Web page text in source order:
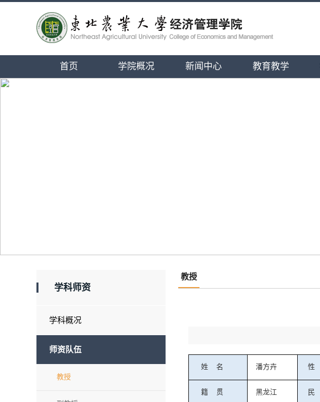
首页 学院概况 新闻中心 教育教学
学科师资
学科概况
师资队伍
教授
教授
姓 名 潘方卉 性
籍 贯 黑龙江 民